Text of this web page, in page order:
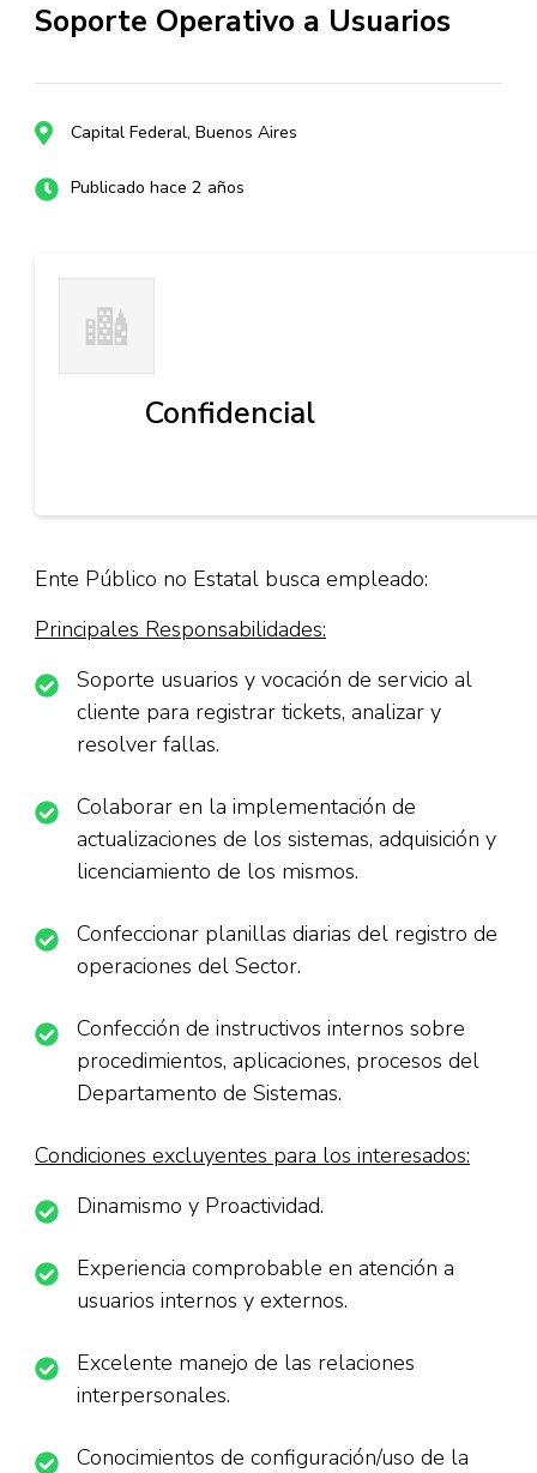
Soporte Operativo a Usuarios
Capital Federal, Buenos Aires
Publicado hace 2 años
Confidencial
Ente Público no Estatal busca empleado:
Principales Responsabilidades:
Soporte usuarios y vocación de servicio al
cliente para registrar tickets, analizar y
resolver fallas.
Colaborar en la implementación de
actualizaciones de los sistemas, adquisición y
licenciamiento de los mismos.
Confeccionar planillas diarias del registro de
operaciones del Sector.
Confección de instructivos internos sobre
procedimientos, aplicaciones, procesos del
Departamento de Sistemas.
Condiciones excluyentes para los interesados:
Dinamismo y Proactividad.
Experiencia comprobable en atención a
usuarios internos y externos.
Excelente manejo de las relaciones
interpersonales.
Conocimientos de configuración/uso de la